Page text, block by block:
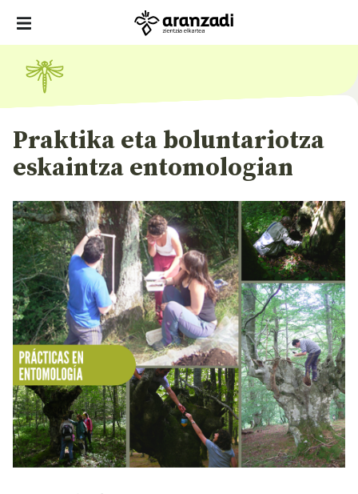
Praktika eta boluntariotza
eskaintza entomologian